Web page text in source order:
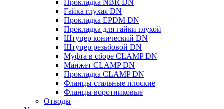
Прокладка NBR DN
Гайка глухая DN
Прокладка EPDM DN
Прокладка для гайки глухой
Штуцер конический DN
Штуцер резьбовой DN
Муфта в сборе CLAMP DN
Манжет CLAMP DN
Прокладка CLAMP DN
Фланцы стальные плоские
Фланцы воротниковые
Отводы